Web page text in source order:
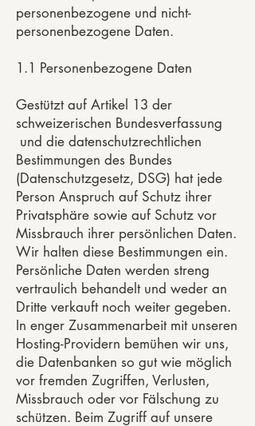
personenbezogene und nicht-
personenbezogene Daten.
1.1 Personenbezogene Daten
Gestützt auf Artikel 13 der
schweizerischen Bundesverfassung
und die datenschutzrechtlichen
Bestimmungen des Bundes
(Datenschutzgesetz, DSG) hat jede
Person Anspruch auf Schutz ihrer
Privatsphäre sowie auf Schutz vor
Missbrauch ihrer persönlichen Daten.
Wir halten diese Bestimmungen ein.
Persönliche Daten werden streng
vertraulich behandelt und weder an
Dritte verkauft noch weiter gegeben.
In enger Zusammenarbeit mit unseren
Hosting-Providern bemühen wir uns,
die Datenbanken so gut wie möglich
vor fremden Zugriffen, Verlusten,
Missbrauch oder vor Fälschung zu
schützen. Beim Zugriff auf unsere